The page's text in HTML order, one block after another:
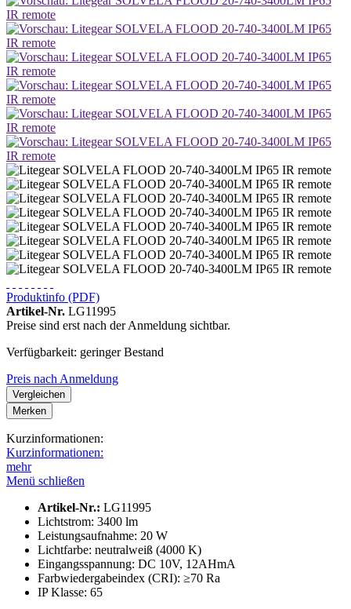
Produktinfo (PDF)
Artikel-Nr. LG11995
Preise sind erst nach der Anmeldung sichtbar.
Verfügbarkeit: geringer Bestand
Preis nach Anmeldung
Vergleichen
Merken
Kurzinformationen:
Kurzinformationen:
mehr
Menü schließen
Artikel-Nr.: LG11995
Lichtstrom: 3400 lm
Leistungs­aufnahme: 20 W
Lichtfarbe: neutralweiß (4000 K)
Eingangsspannung: DC 10V, 12AHmA
Farbwieder­gabeindex (CRI): ≥70 Ra
IP Klasse: 65